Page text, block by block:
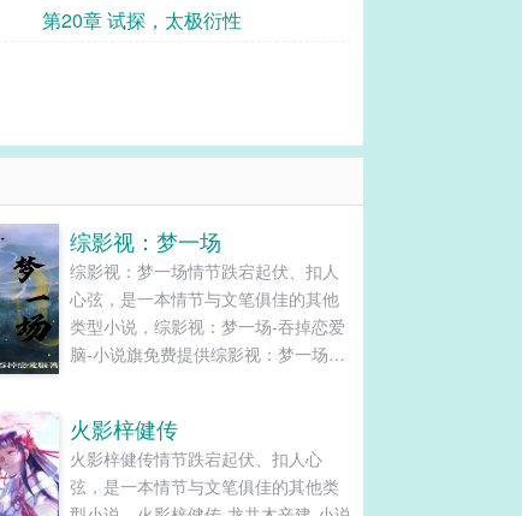
第20章 试探，太极衍性
综影视：梦一场
综影视：梦一场情节跌宕起伏、扣人
心弦，是一本情节与文笔俱佳的其他
类型小说，综影视：梦一场-吞掉恋爱
脑-小说旗免费提供综影视：梦一场最
火影梓健传
火影梓健传情节跌宕起伏、扣人心
弦，是一本情节与文笔俱佳的其他类